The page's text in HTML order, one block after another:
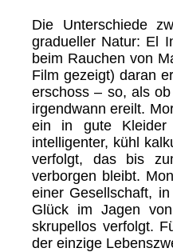
Die Unterschiede
gradueller Natur: El
beim Rauchen von
Film gezeigt) daran
erschoss – so, als
irgendwann ereilt.
ein in gute Kleider
intelligenter, kühl
verfolgt, das bis
verborgen bleibt.
einer Gesellschaft,
Glück im Jagen
skrupellos verfolgt.
der einzige